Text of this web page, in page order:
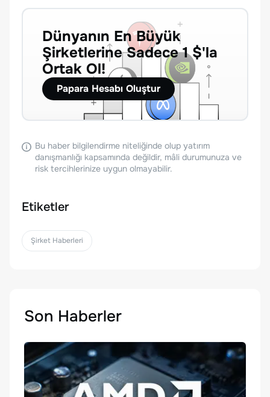
Dünyanın En Büyük
Şirketlerine Sadece 1 $'la
Ortak Ol!
Papara Hesabı Oluştur
Bu haber bilgilendirme niteliğinde olup yatırım
danışmanlığı kapsamında değildir, mâli durumunuza ve
risk tercihlerinize uygun olmayabilir.
Etiketler
Şirket Haberleri
Son Haberler